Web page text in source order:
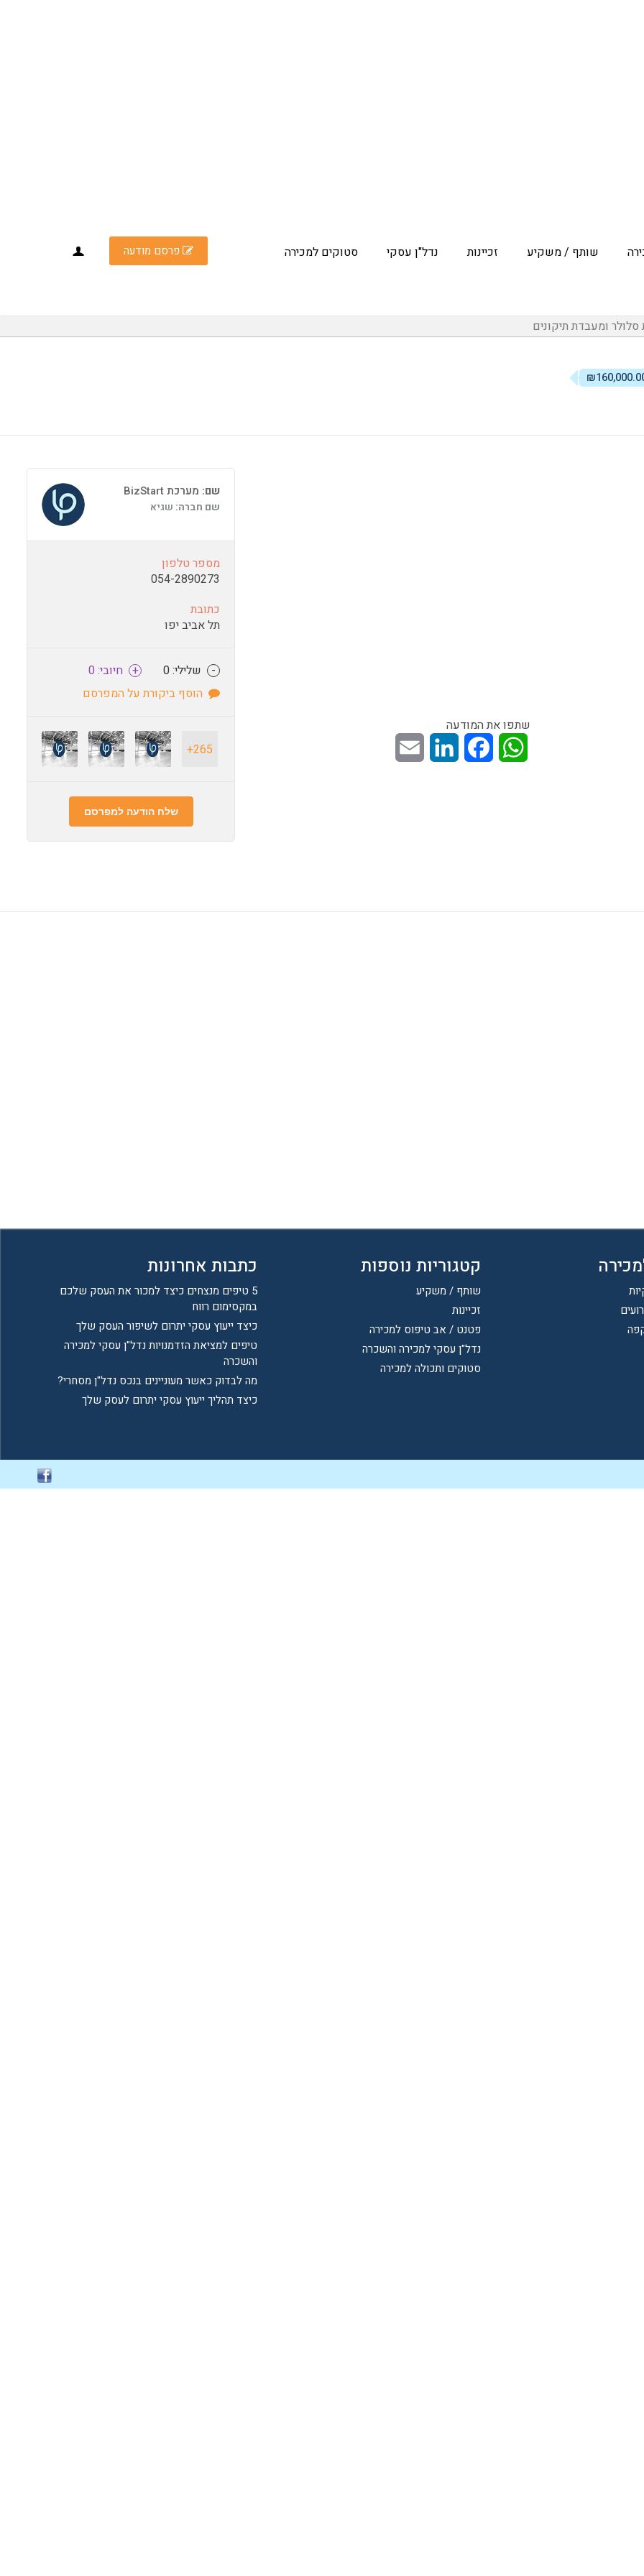
שותף / משקיע זכיינות נדל"ן עסקי סטוקים למכירה פרסם מודעה
סלולר ומעבדת תיקונים
שתפו את המודעה
WhatsApp
Facebook
LinkedIn
שם: מערכת BizStart
שם חברה: שגיא
מספר טלפון
054-2890273
כתובת
תל אביב יפו
+חיובי: 0 - שלילי: 0
הוסף ביקורת על המפרסם
265+
שלח הודעה למפרסם
קטגוריות נוספות
שותף / משקיע
זכיינות
פטנט / אב טיפוס למכירה
נדל"ן עסקי למכירה והשכרה
סטוקים ותכולה למכירה
כתבות אחרונות
5 טיפים מנצחים כיצד למכור את העסק שלכם
במקסימום רווח
כיצד ייעוץ עסקי יתרום לשיפור העסק שלך
טיפים למציאת הזדמנויות נדל"ן עסקי למכירה
והשכרה
מה לבדוק כאשר מעוניינים בנכס נדל"ן מסחרי?
כיצד תהליך ייעוץ עסקי יתרום לעסק שלך